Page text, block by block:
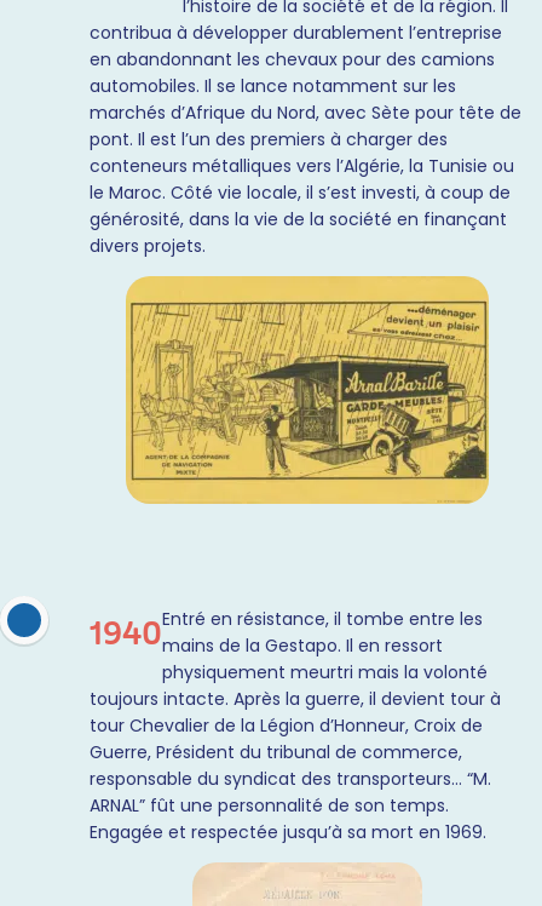
l’histoire de la société et de la région. Il
contribua à développer durablement l’entreprise
en abandonnant les chevaux pour des camions
automobiles. Il se lance notamment sur les
marchés d’Afrique du Nord, avec Sète pour tête de
pont. Il est l’un des premiers à charger des
conteneurs métalliques vers l’Algérie, la Tunisie ou
le Maroc. Côté vie locale, il s’est investi, à coup de
générosité, dans la vie de la société en finançant
divers projets.
1940Entré en résistance, il tombe entre les
mains de la Gestapo. Il en ressort
physiquement meurtri mais la volonté
toujours intacte. Après la guerre, il devient tour à
tour Chevalier de la Légion d’Honneur, Croix de
Guerre, Président du tribunal de commerce,
responsable du syndicat des transporteurs… “M.
ARNAL” fût une personnalité de son temps.
Engagée et respectée jusqu’à sa mort en 1969.